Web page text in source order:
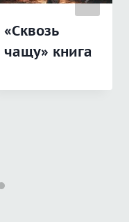
«Сквозь
чащу» книга